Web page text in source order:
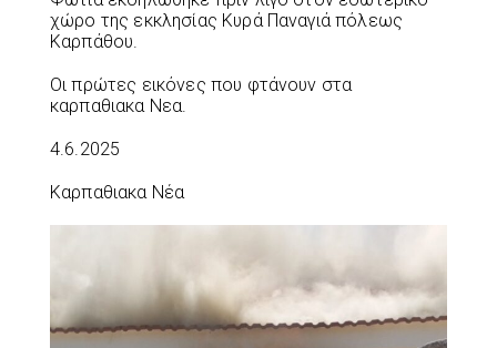
χώρο της εκκλησίας Κυρά Παναγιά πόλεως
Καρπάθου.
Οι πρώτες εικόνες που φτάνουν στα
καρπαθιακα Νεα.
4.6.2025
Καρπαθιακα Νέα